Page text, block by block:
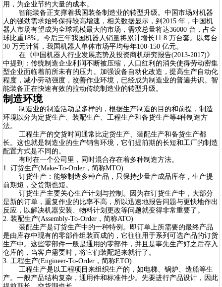
用，为企业节约大量的成本。
智能装备正支撑着我国装备制造业的转型升级。中国市场对机器
人的强劲需求始终保持较高增速，相关数据显示，到2015 年，中国机
器人市场有望成为全球规模最大的市场，需求总量将达36000 台，占全
球比重18%。今后三年我国机器人销量将累计增长11.8 万台套。以每台
30 万元计算，我国机器人单体市场平均每年100-150 亿元。
在《中国机器人行业发展态势及投资商机研究报告(2013-2017)》
中提到：传统制造企业利润不断被压缩，人口红利的消失使得劳动密集
型企业面临着前所未有的压力。加强设备自动化改造，提高生产自动化
程度，减小劳动强度，改善作业环境，已经成为制造业的普遍共识。智
能装备正在快速有效的拉动传统制造业的转型升级。
制造环境
制造业的制造活动是多样的，根据生产制造的目的和前提，制造
环境以分为定货生产、装配生产、工程生产和备货生产等4种制造方
法。
工程生产的交货时间通常比定货生产、装配生产和备货生产都
长。这也就是制造业的生产销售环境，它们提前期的长短和工厂的制造
配置方式是不同的。
有时在一个公司里，同时混合存在着多种制造方法。
1. 订货生产(Make-To-Order，简称MTO)
订货生产：能够制造多种产品，只保持少量产成品库存，生产提
前期短，交货期也短。
订货生产主要关心生产计划与控制。因为在订货生产中，大部分
是新的订单，重复作业的比率不高，所以迅速地报告问题与更快地作出
反应，以解决机器安装、物料计划更改等问题就变得非常重要了。
2. 装配生产(Assembly-To-Order，简称ATO)
装配生产是订货生产中的一种特例。即订单上所需要的最终产品
是由库存中现有的零部件组装而成的，它往往用于系列可选产品的订货
生产中。这些零部件一般是通用的零部件，并且是事先生产好之后存入
仓库的，当客户需要时，将它们装配起来就行了。
3. 工程生产(Engineer-To-Order，简称ETO)
工程生产是以工程项目来组织生产的，如电梯、锅炉、造船等生
产。一般产品结构复杂，通用件和标准件少。先要进行产品设计，因此